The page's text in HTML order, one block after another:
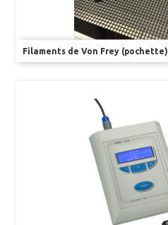
Filaments de Von Frey (pochette)